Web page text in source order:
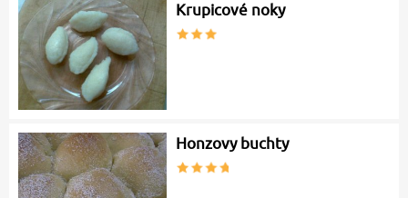
Krupicové noky
Honzovy buchty